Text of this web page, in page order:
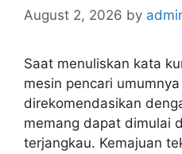
August 2, 2026 by
Saat menuliskan kata
mesin pencari
direkomendasikan
memang dapat dimulai
terjangkau. Kemajuan